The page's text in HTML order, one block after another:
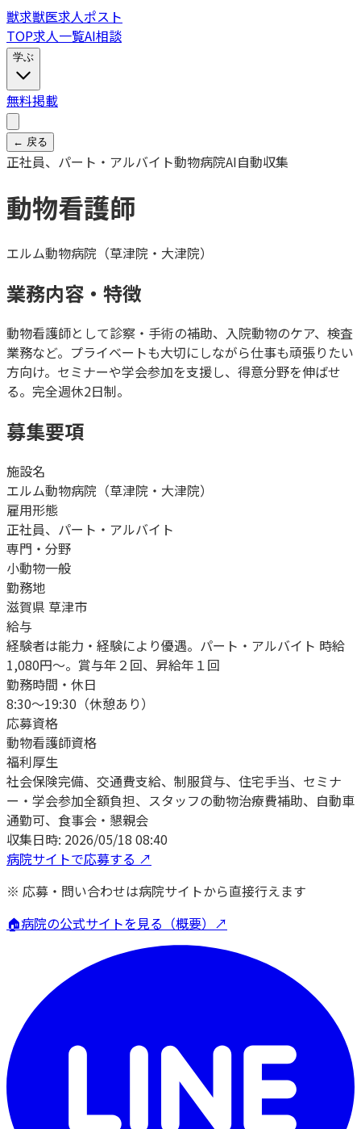
獣求獣医求人ポスト
TOP求人一覧AI相談
学ぶ
無料掲載
← 戻る
正社員、パート・アルバイト動物病院AI自動収集
動物看護師
エルム動物病院（草津院・大津院）
業務内容・特徴
動物看護師として診察・手術の補助、入院動物のケア、検査
業務など。プライベートも大切にしながら仕事も頑張りたい
方向け。セミナーや学会参加を支援し、得意分野を伸ばせ
る。完全週休2日制。
募集要項
施設名
エルム動物病院（草津院・大津院）
雇用形態
正社員、パート・アルバイト
専門・分野
小動物一般
勤務地
滋賀県 草津市
給与
経験者は能力・経験により優遇。パート・アルバイト 時給
1,080円～。賞与年２回、昇給年１回
勤務時間・休日
8:30～19:30（休憩あり）
応募資格
動物看護師資格
福利厚生
社会保険完備、交通費支給、制服貸与、住宅手当、セミナ
ー・学会参加全額負担、スタッフの動物治療費補助、自動車
通勤可、食事会・懇親会
収集日時: 2026/05/18 08:40
病院サイトで応募する ↗
※ 応募・問い合わせは病院サイトから直接行えます
🏠病院の公式サイトを見る（概要）↗